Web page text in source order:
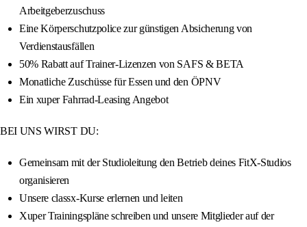
Arbeitgeberzuschuss
Eine Körperschutzpolice zur günstigen Absicherung von
Verdienstausfällen
50% Rabatt auf Trainer-Lizenzen von SAFS & BETA
Monatliche Zuschüsse für Essen und den ÖPNV
Ein xuper Fahrrad-Leasing Angebot
BEI UNS WIRST DU:
Gemeinsam mit der Studioleitung den Betrieb deines FitX-Studios
organisieren
Unsere classx-Kurse erlernen und leiten
Xuper Trainingspläne schreiben und unsere Mitglieder auf der